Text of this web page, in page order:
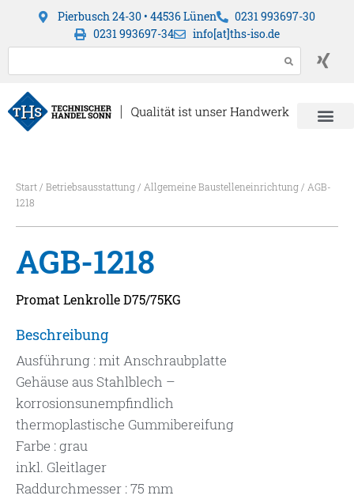
Pierbusch 24-30 • 44536 Lünen
0231 993697-30
0231 993697-34
info[at]ths-iso.de
Start/ Betriebsausstattung/ Allgemeine Baustelleneinrichtung/ AGB-
1218
AGB-1218
Promat Lenkrolle D75/75KG
Beschreibung
Ausführung : mit Anschraubplatte
Gehäuse aus Stahlblech –
korrosionsunempfindlich
thermoplastische Gummibereifung
Farbe : grau
inkl. Gleitlager
Raddurchmesser : 75 mm